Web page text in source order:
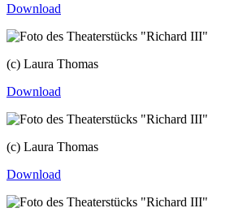
Download
(c) Laura Thomas
Download
(c) Laura Thomas
Download